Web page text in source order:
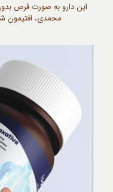
این دارو به صورت قرص
محمدی، افتیمون